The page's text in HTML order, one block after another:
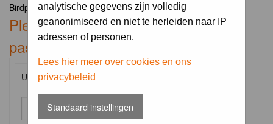
analytische gegevens zijn volledig
geanonimiseerd en niet te herleiden naar IP
adressen of personen.
Lees hier meer over cookies en ons
privacybeleid
Standaard instellingen
Birdpix.nl Forum Index
Please enter your username and
password to log in.
Username: